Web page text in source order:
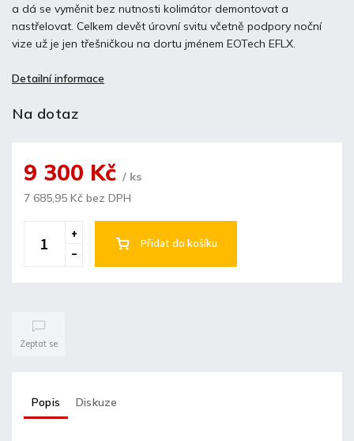
a dá se vyměnit bez nutnosti kolimátor demontovat a
nastřelovat. Celkem devět úrovní svitu včetně podpory noční
vize už je jen třešničkou na dortu jménem EOTech EFLX.
Detailní informace
Na dotaz
9 300 Kč / ks
7 685,95 Kč bez DPH
Přidat do košíku
Zeptat se
Popis Diskuze